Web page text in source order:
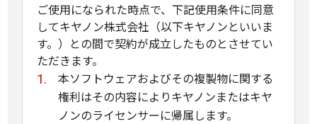
ご使用になられた時点で、下記使用条件に同意
してキヤノン株式会社（以下キヤノンといいま
す。）との間で契約が成立したものとさせてい
ただきます。
本ソフトウェアおよびその複製物に関する
権利はその内容によりキヤノンまたはキヤ
ノンのライセンサーに帰属します。